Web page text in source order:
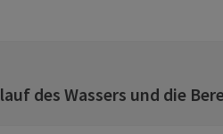
des Wassers und die